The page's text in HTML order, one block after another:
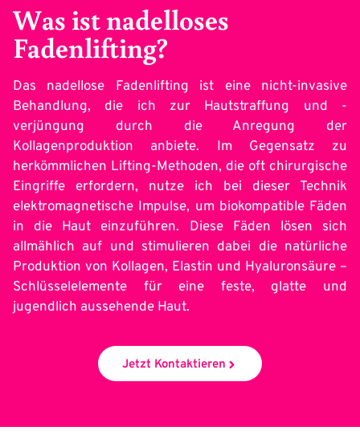
Was ist nadelloses
Fadenlifting?
Das nadellose Fadenlifting ist eine nicht-invasive
Behandlung, die ich zur Hautstraffung und -
verjüngung durch die Anregung der
Kollagenproduktion anbiete. Im Gegensatz zu
herkömmlichen Lifting-Methoden, die oft chirurgische
Eingriffe erfordern, nutze ich bei dieser Technik
elektromagnetische Impulse, um biokompatible Fäden
in die Haut einzuführen. Diese Fäden lösen sich
allmählich auf und stimulieren dabei die natürliche
Produktion von Kollagen, Elastin und Hyaluronsäure –
Schlüsselelemente für eine feste, glatte und
jugendlich aussehende Haut.
Jetzt Kontaktieren